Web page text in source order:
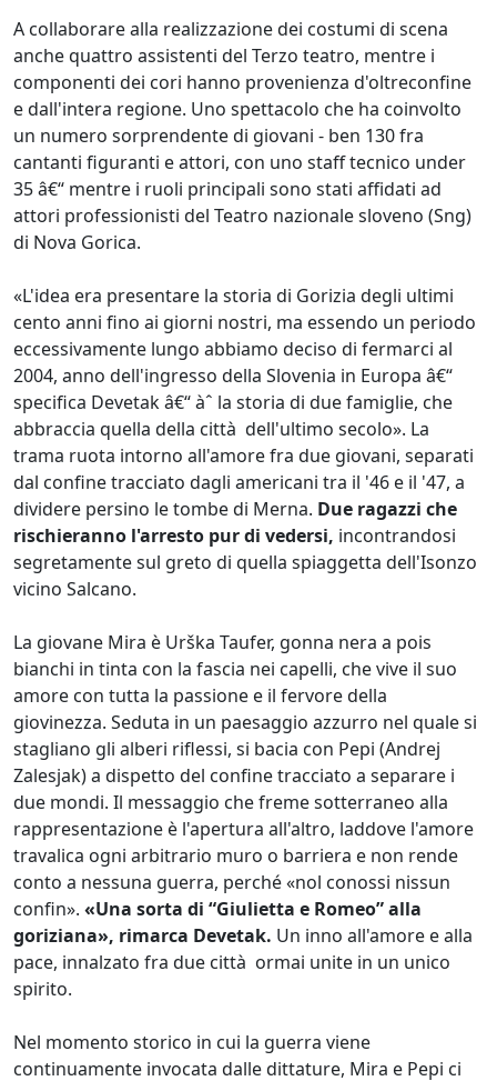
A collaborare alla realizzazione dei costumi di scena
anche quattro assistenti del Terzo teatro, mentre i
componenti dei cori hanno provenienza d'oltreconfine
e dall'intera regione. Uno spettacolo che ha coinvolto
un numero sorprendente di giovani - ben 130 fra
cantanti figuranti e attori, con uno staff tecnico under
35 â€“ mentre i ruoli principali sono stati affidati ad
attori professionisti del Teatro nazionale sloveno (Sng)
di Nova Gorica.
«L'idea era presentare la storia di Gorizia degli ultimi
cento anni fino ai giorni nostri, ma essendo un periodo
eccessivamente lungo abbiamo deciso di fermarci al
2004, anno dell'ingresso della Slovenia in Europa â€“
specifica Devetak â€“ àˆ la storia di due famiglie, che
abbraccia quella della città dell'ultimo secolo». La
trama ruota intorno all'amore fra due giovani, separati
dal confine tracciato dagli americani tra il '46 e il '47, a
dividere persino le tombe di Merna. Due ragazzi che
rischieranno l'arresto pur di vedersi, incontrandosi
segretamente sul greto di quella spiaggetta dell'Isonzo
vicino Salcano.
La giovane Mira è Urška Taufer, gonna nera a pois
bianchi in tinta con la fascia nei capelli, che vive il suo
amore con tutta la passione e il fervore della
giovinezza. Seduta in un paesaggio azzurro nel quale si
stagliano gli alberi riflessi, si bacia con Pepi (Andrej
Zalesjak) a dispetto del confine tracciato a separare i
due mondi. Il messaggio che freme sotterraneo alla
rappresentazione è l'apertura all'altro, laddove l'amore
travalica ogni arbitrario muro o barriera e non rende
conto a nessuna guerra, perché «nol conossi nissun
confin». «Una sorta di “Giulietta e Romeo” alla
goriziana», rimarca Devetak. Un inno all'amore e alla
pace, innalzato fra due città ormai unite in un unico
spirito.
Nel momento storico in cui la guerra viene
continuamente invocata dalle dittature, Mira e Pepi ci